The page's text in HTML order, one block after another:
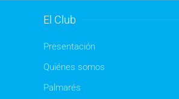
El Club
Presentación
Quiénes somos
Palmarés